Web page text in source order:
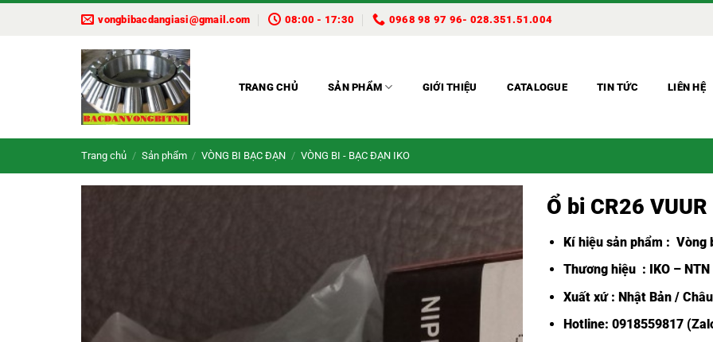
vongbibacdangiasi@gmail.com 08:00 - 17:30 0968 98 97 96- 028.351.51.004
TRANG CHỦ SẢN PHẨM GIỚI THIỆU CATALOGUE TIN TỨC LIÊN HỆ
Trang chủ / Sản phẩm / VÒNG BI BẠC ĐẠN / VÒNG BI - BẠC ĐẠN IKO
Ổ bi CR26 VUUR
Kí hiệu sản phẩm : Vòng
Thương hiệu : IKO – NTN
Xuất xứ : Nhật Bản /
Hotline: 0918559817